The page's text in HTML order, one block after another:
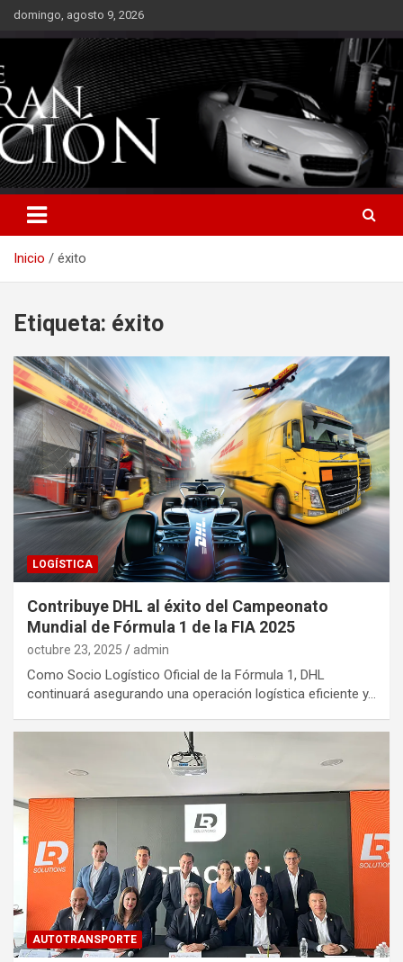
Saltardomingo, agosto 9, 2026
Inicio éxito
Etiqueta: éxito
LOGÍSTICA
Contribuye DHL al éxito del Campeonato
Mundial de Fórmula 1 de la FIA 2025
octubre 23, 2025 admin
Como Socio Logístico Oficial de la Fórmula 1, DHL
continuará asegurando una operación logística eficiente y…
AUTOTRANSPORTE